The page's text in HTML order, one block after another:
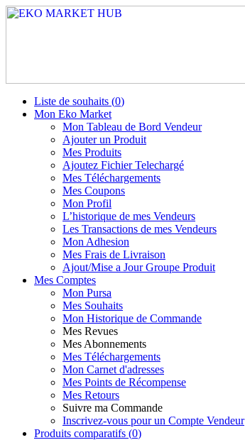
Liste de souhaits (0)
Mon Eko Market
Mon Tableau de Bord Vendeur
Ajouter un Produit
Mes Produits
Ajoutez Fichier Telechargé
Mes Téléchargements
Mes Coupons
Mon Profil
L’historique de mes Vendeurs
Les Transactions de mes Vendeurs
Mon Adhesion
Mes Frais de Livraison
Ajout/Mise a Jour Groupe Produit
Mes Comptes
Mon Pursa
Mes Souhaits
Mon Historique de Commande
Mes Revues
Mes Abonnements
Mes Téléchargements
Mon Carnet d'adresses
Mes Points de Récompense
Mes Retours
Suivre ma Commande
Inscrivez-vous pour un Compte Vendeur
Produits comparatifs (0)